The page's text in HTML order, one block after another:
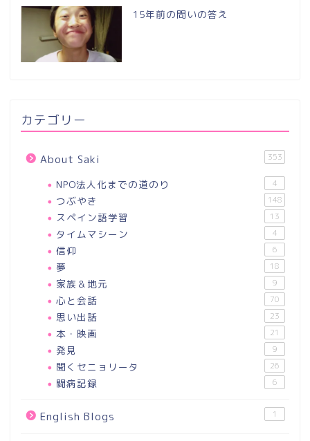
15年前の問いの答え
カテゴリー
About Saki 353
NPO法人化までの道のり 4
つぶやき 148
スペイン語学習 13
タイムマシーン 4
信仰 6
夢 18
家族＆地元 9
心と会話 70
思い出話 23
本・映画 21
発見 9
聞くセニョリータ 26
闘病記録 6
English Blogs 1